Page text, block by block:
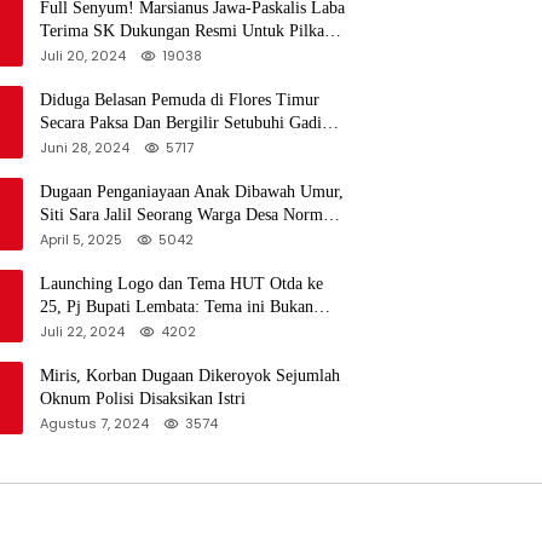
Full Senyum! Marsianus Jawa-Paskalis Laba
Terima SK Dukungan Resmi Untuk Pilkada
Lembata
Juli 20, 2024 19038
Diduga Belasan Pemuda di Flores Timur
Secara Paksa Dan Bergilir Setubuhi Gadis
di Bawah Umur
Juni 28, 2024 5717
Dugaan Penganiayaan Anak Dibawah Umur,
Siti Sara Jalil Seorang Warga Desa Normal
1 Melapor ke Polisi
April 5, 2025 5042
Launching Logo dan Tema HUT Otda ke
25, Pj Bupati Lembata: Tema ini Bukan
Sekedar Refleksi Semalam
Juli 22, 2024 4202
Miris, Korban Dugaan Dikeroyok Sejumlah
Oknum Polisi Disaksikan Istri
Agustus 7, 2024 3574